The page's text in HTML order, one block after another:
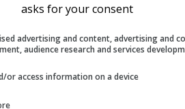
asks for your consent
advertising and content, advertising and
audience research and services
or access information on a device